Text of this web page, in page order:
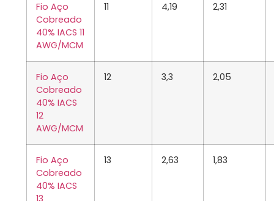
Fio Aço
Cobreado
40% IACS 11
AWG/MCM
11 4,19 2,31
Fio Aço
Cobreado
40% IACS
12
AWG/MCM
12 3,3 2,05
Fio Aço
Cobreado
40% IACS
13 2,63 1,83